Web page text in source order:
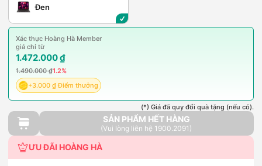
Đen
Xác thực Hoàng Hà Member
giá chỉ từ
1.472.000 ₫
1.490.000 ₫1.2%
+3.000 ₫ Điểm thưởng
(*) Giá đã quy đổi quà tặng (nếu có).
SẢN PHẨM HẾT HÀNG
(Vui lòng liên hệ 1900.2091)
ƯU ĐÃI HOÀNG HÀ